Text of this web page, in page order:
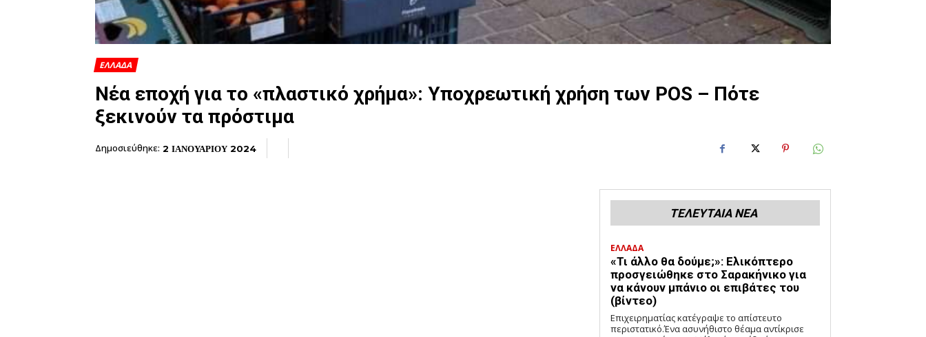
ΕΛΛΑΔΑ
Νέα εποχή για το «πλαστικό χρήμα»: Υποχρεωτική χρήση των POS – Πότε
ξεκινούν τα πρόστιμα
Δημοσιεύθηκε: 2 ΙΑΝΟΥΑΡΙΟΥ 2024
ΤΕΛΕΥΤΑΙΑ ΝΕΑ
ΕΛΛΑΔΑ
«Τι άλλο θα δούμε;»: Ελικόπτερο
προσγειώθηκε στο Σαρακήνικο για
να κάνουν μπάνιο οι επιβάτες του
(βίντεο)
Επιχειρηματίας κατέγραψε το απίστευτο
περιστατικό.Ένα ασυνήθιστο θέαμα αντίκρισε